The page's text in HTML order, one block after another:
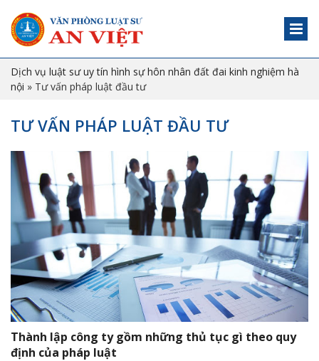
Dịch vụ luật sư uy tín hình sự hôn nhân đất đai kinh nghiệm hà
nội » Tư vấn pháp luật đầu tư
TƯ VẤN PHÁP LUẬT ĐẦU TƯ
Thành lập công ty gồm những thủ tục gì theo quy
định của pháp luật